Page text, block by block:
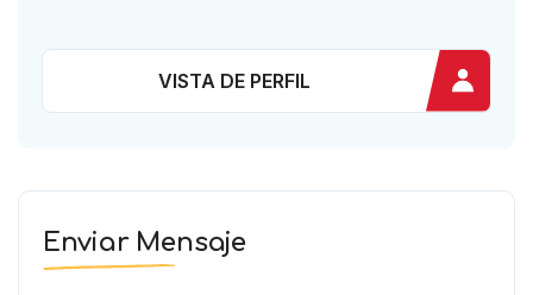
VISTA DE PERFIL
Enviar Mensaje